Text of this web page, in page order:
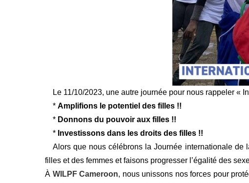
Le 11/10/2023, une autre journée pour nous rappeler «
* Amplifions le potentiel des filles !!
* Donnons du pouvoir aux filles !!
* Investissons dans les droits des filles !!
Alors que nous célébrons la Journée internationale de
filles et des femmes et faisons progresser l’égalité des
À WILPF Cameroon, nous unissons nos forces pour